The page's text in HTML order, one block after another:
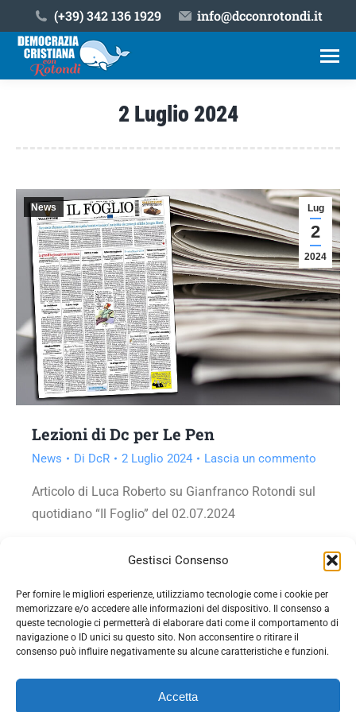
Gestisci Consenso
Per fornire le migliori esperienze, utilizziamo tecnologie come i cookie per
memorizzare e/o accedere alle informazioni del dispositivo. Il consenso a
queste tecnologie ci permetterà di elaborare dati come il comportamento di
navigazione o ID unici su questo sito. Non acconsentire o ritirare il
consenso può influire negativamente su alcune caratteristiche e funzioni.
Accetta
(+39) ‎342 136 1929 info@dcconrotondi.it
2 Luglio 2024
Lug
2
2024
News
Lezioni di Dc per Le Pen
News Di DcR 2 Luglio 2024 Lascia un commento
Articolo di Luca Roberto su Gianfranco Rotondi sul
quotidiano “Il Foglio” del 02.07.2024